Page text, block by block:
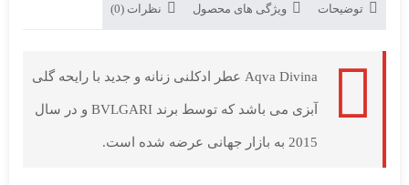
توضیحات ویژگی های محصول نظرات (0)
Aqva Divina عطر ادکلنی زنانه و جدید با رایحه گلی
آبزی می باشد که توسط برند BVLGARI و در سال
2015 به بازار جهانی عرضه شده است.